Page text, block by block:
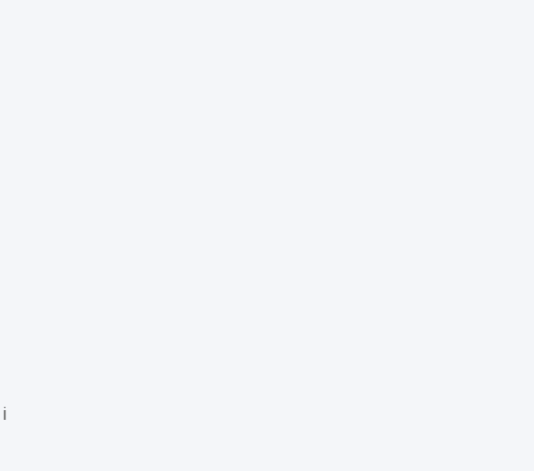
i